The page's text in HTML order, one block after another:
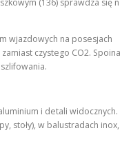
wjazdowych na posesjach
czystego CO2. Spoina
i detali widocznych.
stoły), w balustradach inox,